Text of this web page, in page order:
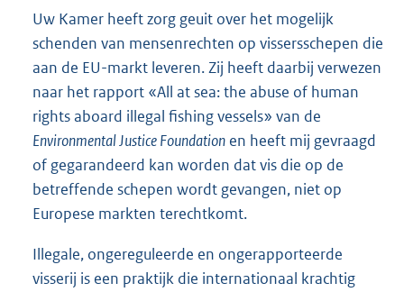
Uw Kamer heeft zorg geuit over het mogelijk
schenden van mensenrechten op vissersschepen die
aan de EU-markt leveren. Zij heeft daarbij verwezen
naar het rapport «All at sea: the abuse of human
rights aboard illegal fishing vessels» van de
Environmental Justice Foundation en heeft mij gevraagd
of gegarandeerd kan worden dat vis die op de
betreffende schepen wordt gevangen, niet op
Europese markten terechtkomt.
Illegale, ongereguleerde en ongerapporteerde
visserij is een praktijk die internationaal krachtig